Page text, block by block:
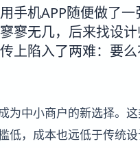
手机APP随便做了
寥无几，后来找设
上陷入了两难：要
中小商户的新选择。这
低，成本也远低于传统